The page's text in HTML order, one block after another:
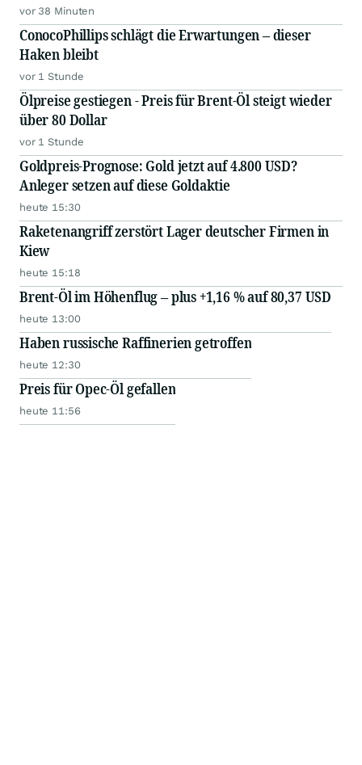
vor 38 Minuten
ConocoPhillips schlägt die Erwartungen – dieser
Haken bleibt
vor 1 Stunde
Ölpreise gestiegen - Preis für Brent-Öl steigt wieder
über 80 Dollar
vor 1 Stunde
Goldpreis-Prognose: Gold jetzt auf 4.800 USD?
Anleger setzen auf diese Goldaktie
heute 15:30
Raketenangriff zerstört Lager deutscher Firmen in
Kiew
heute 15:18
Brent-Öl im Höhenflug – plus +1,16 % auf 80,37 USD
heute 13:00
Haben russische Raffinerien getroffen
heute 12:30
Preis für Opec-Öl gefallen
heute 11:56